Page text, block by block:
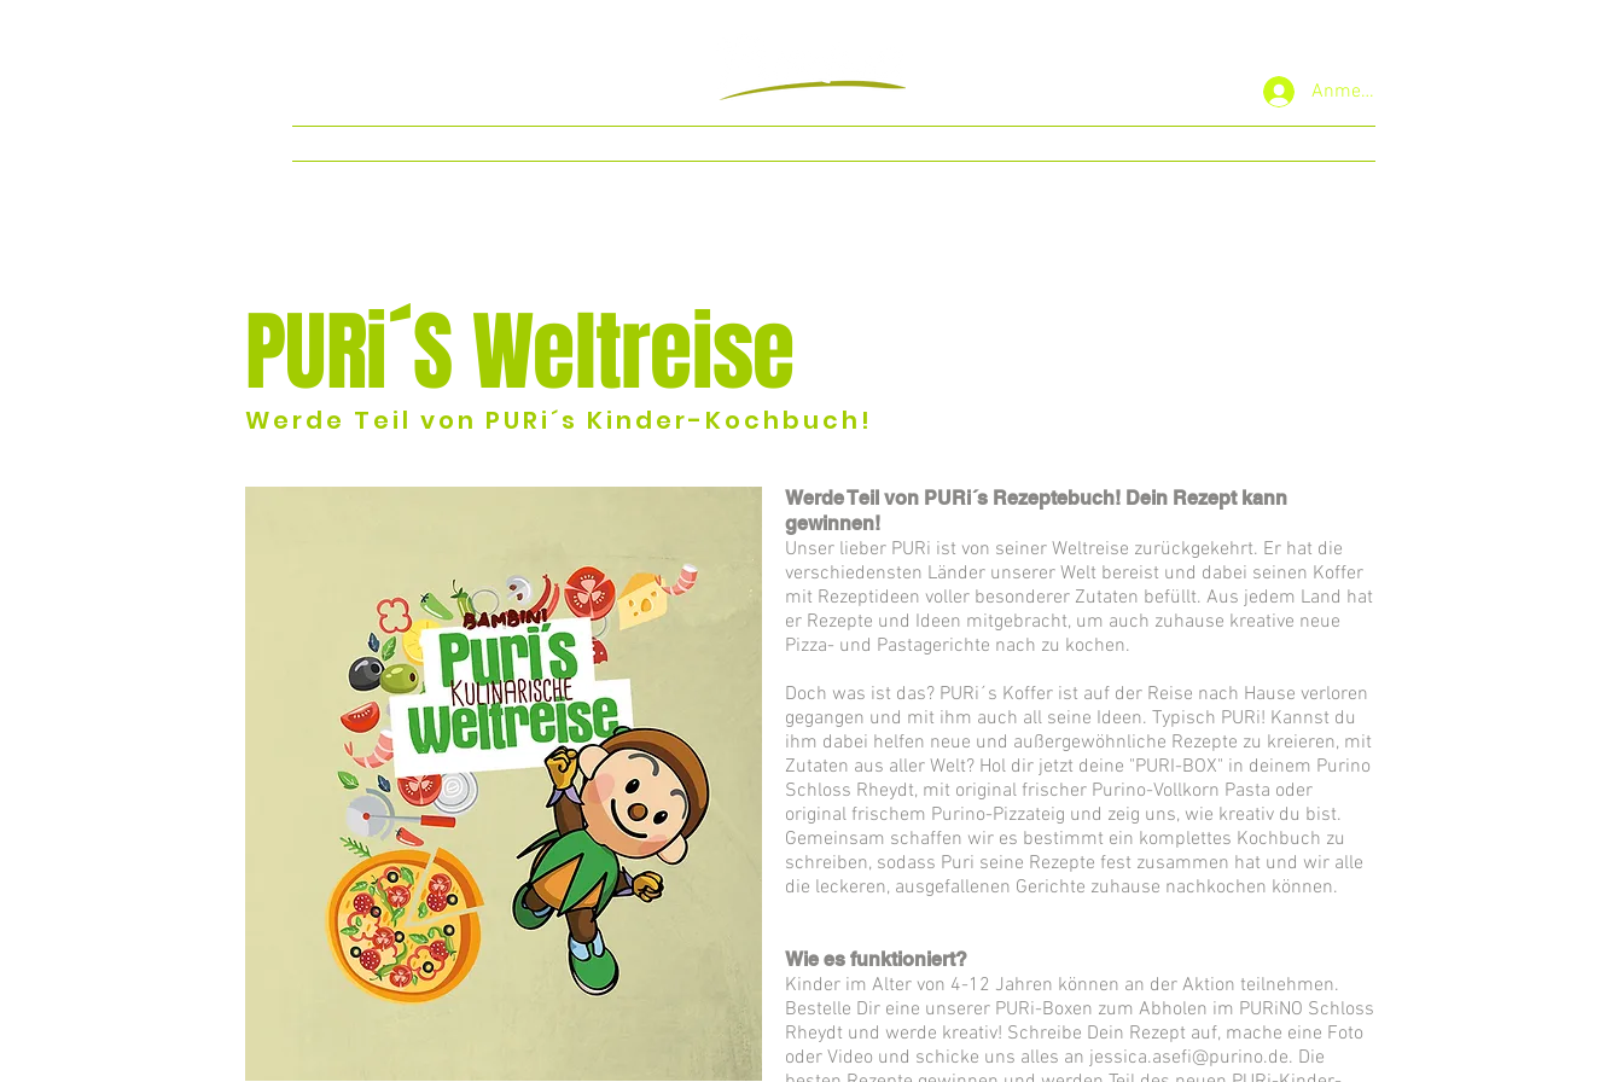
Anmelden
PURi´S Weltreise
Werde Teil von PURi´s Kinder-Kochbuch!
Werde Teil von PURi´s Rezeptebuch! Dein Rezept kann
gewinnen!
Unser lieber PURi ist von seiner Weltreise zurückgekehrt. Er hat die
verschiedensten Länder unserer Welt bereist und dabei seinen Koffer
mit Rezeptideen voller besonderer Zutaten befüllt. Aus jedem Land hat
er Rezepte und Ideen mitgebracht, um auch zuhause kreative neue
Pizza- und Pastagerichte nach zu kochen.
Doch was ist das? PURi´s Koffer ist auf der Reise nach Hause verloren
gegangen und mit ihm auch all seine Ideen. Typisch PURi! Kannst du
ihm dabei helfen neue und außergewöhnliche Rezepte zu kreieren, mit
Zutaten aus aller Welt? Hol dir jetzt deine "PURI-BOX" in deinem Purino
Schloss Rheydt, mit original frischer Purino-Vollkorn Pasta oder
original frischem Purino-Pizzateig und zeig uns, wie kreativ du bist.
Gemeinsam schaffen wir es bestimmt ein komplettes Kochbuch zu
schreiben, sodass Puri seine Rezepte fest zusammen hat und wir alle
die leckeren, ausgefallenen Gerichte zuhause nachkochen können.
Wie es funktioniert?
Kinder im Alter von 4-12 Jahren können an der Aktion teilnehmen.
Bestelle Dir eine unserer PURi-Boxen zum Abholen im PURiNO Schloss
Rheydt und werde kreativ! Schreibe Dein Rezept auf, mache eine Foto
oder Video und schicke uns alles an jessica.asefi@purino.de. Die